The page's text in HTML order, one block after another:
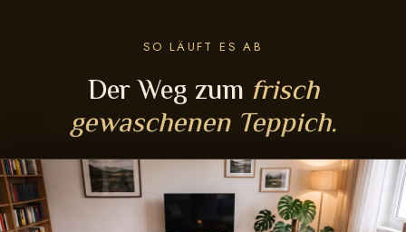
SO LÄUFT ES AB
Der Weg zum frisch
gewaschenen Teppich.